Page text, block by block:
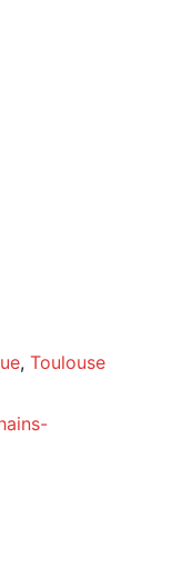
,Toulouse